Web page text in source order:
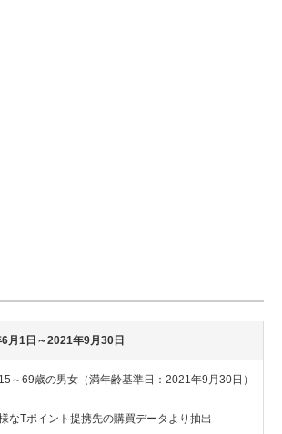
月1日～2021年9月30日
～69歳の男女（満年齢基準日：2021年9月30日）
なTポイント提携先の購買データより抽出